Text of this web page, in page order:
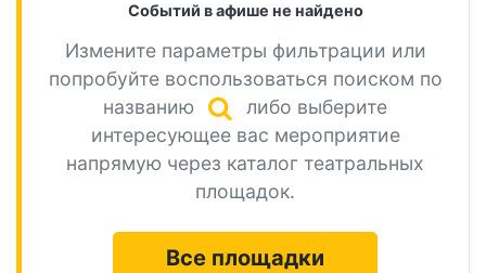
Событий в афише не найдено
Измените параметры фильтрации или
попробуйте воспользоваться поиском по
названию
либо выберите
интересующее вас мероприятие
напрямую через каталог театральных
площадок.
Все площадки